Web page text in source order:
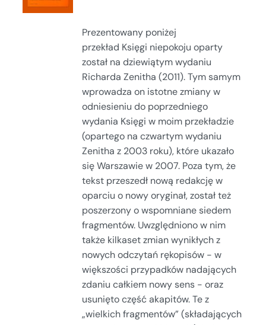
Prezentowany poniżej
przekład Księgi niepokoju oparty
został na dziewiątym wydaniu
Richarda Zenitha (2011). Tym samym
wprowadza on istotne zmiany w
odniesieniu do poprzedniego
wydania Księgi w moim przekładzie
(opartego na czwartym wydaniu
Zenitha z 2003 roku), które ukazało
się Warszawie w 2007. Poza tym, że
tekst przeszedł nową redakcję w
oparciu o nowy oryginał, został też
poszerzony o wspomniane siedem
fragmentów. Uwzględniono w nim
także kilkaset zmian wynikłych z
nowych odczytań rękopisów - w
większości przypadków nadających
zdaniu całkiem nowy sens - oraz
usunięto część akapitów. Te z
„wielkich fragmentów” (składających